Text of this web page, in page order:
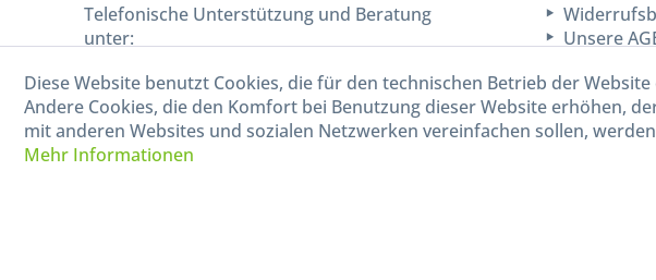
Telefonische Unterstützung und Beratung
unter:
040-880 99 770
Mo-Fr, 09:00 - 15:00 Uhr
Unsere
Diese Website benutzt Cookies, die für den technischen Betrieb der
Andere Cookies, die den Komfort bei Benutzung dieser Website erhöhen,
mit anderen Websites und sozialen Netzwerken vereinfachen sollen,
Mehr Informationen